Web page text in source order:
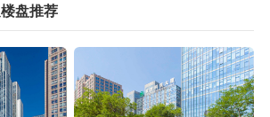
盘推荐